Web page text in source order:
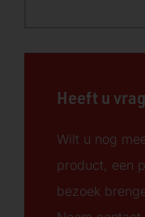
Heeft u
Wilt u nog
product, een
bezoek